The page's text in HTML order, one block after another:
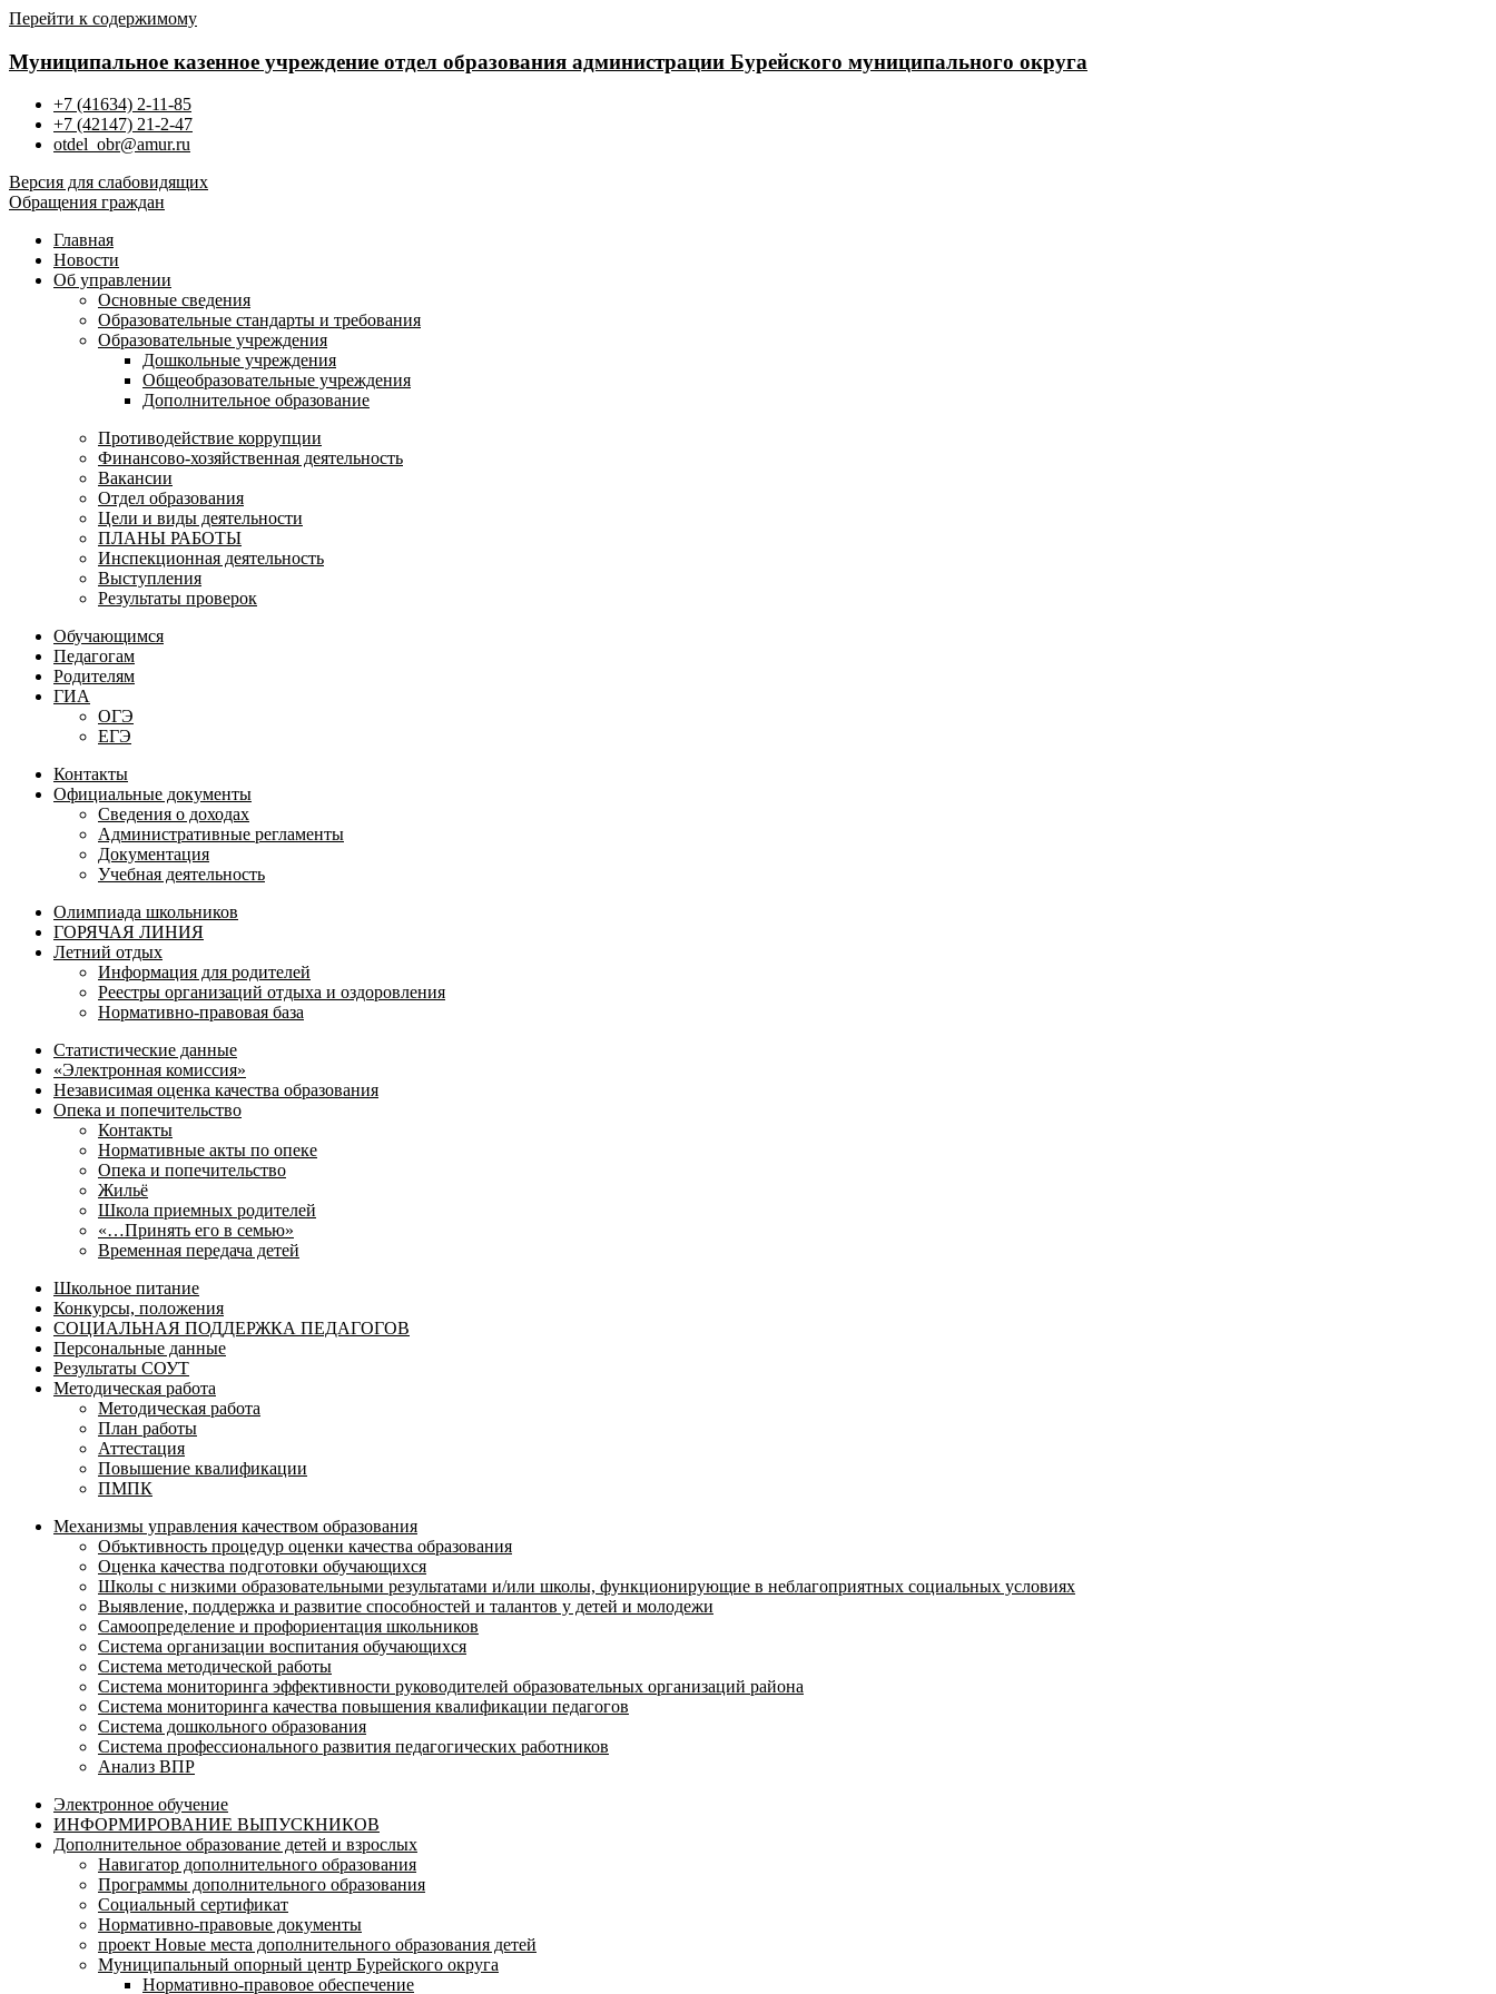
Перейти к содержимому
Муниципальное казенное учреждение отдел образования администрации Бурейского муниципального округа
+7 (41634) 2-11-85
+7 (42147) 21-2-47
otdel_obr@amur.ru
Версия для слабовидящих
Обращения граждан
Главная
Новости
Об управлении
Основные сведения
Образовательные стандарты и требования
Образовательные учреждения
Дошкольные учреждения
Общеобразовательные учреждения
Дополнительное образование
Противодействие коррупции
Финансово-хозяйственная деятельность
Вакансии
Отдел образования
Цели и виды деятельности
ПЛАНЫ РАБОТЫ
Инспекционная деятельность
Выступления
Результаты проверок
Обучающимся
Педагогам
Родителям
ГИА
ОГЭ
ЕГЭ
Контакты
Официальные документы
Сведения о доходах
Административные регламенты
Документация
Учебная деятельность
Олимпиада школьников
ГОРЯЧАЯ ЛИНИЯ
Летний отдых
Информация для родителей
Реестры организаций отдыха и оздоровления
Нормативно-правовая база
Статистические данные
«Электронная комиссия»
Независимая оценка качества образования
Опека и попечительство
Контакты
Нормативные акты по опеке
Опека и попечительство
Жильё
Школа приемных родителей
«…Принять его в семью»
Временная передача детей
Школьное питание
Конкурсы, положения
СОЦИАЛЬНАЯ ПОДДЕРЖКА ПЕДАГОГОВ
Персональные данные
Результаты СОУТ
Методическая работа
Методическая работа
План работы
Аттестация
Повышение квалификации
ПМПК
Механизмы управления качеством образования
Объктивность процедур оценки качества образования
Оценка качества подготовки обучающихся
Школы с низкими образовательными результатами и/или школы, функционирующие в неблагоприятных социальных условиях
Выявление, поддержка и развитие способностей и талантов у детей и молодежи
Самоопределение и профориентация школьников
Система организации воспитания обучающихся
Система методической работы
Система мониторинга эффективности руководителей образовательных организаций района
Система мониторинга качества повышения квалификации педагогов
Система дошкольного образования
Система профессионального развития педагогических работников
Анализ ВПР
Электронное обучение
ИНФОРМИРОВАНИЕ ВЫПУСКНИКОВ
Дополнительное образование детей и взрослых
Навигатор дополнительного образования
Программы дополнительного образования
Социальный сертификат
Нормативно-правовые документы
проект Новые места дополнительного образования детей
Муниципальный опорный центр Бурейского округа
Нормативно-правовое обеспечение